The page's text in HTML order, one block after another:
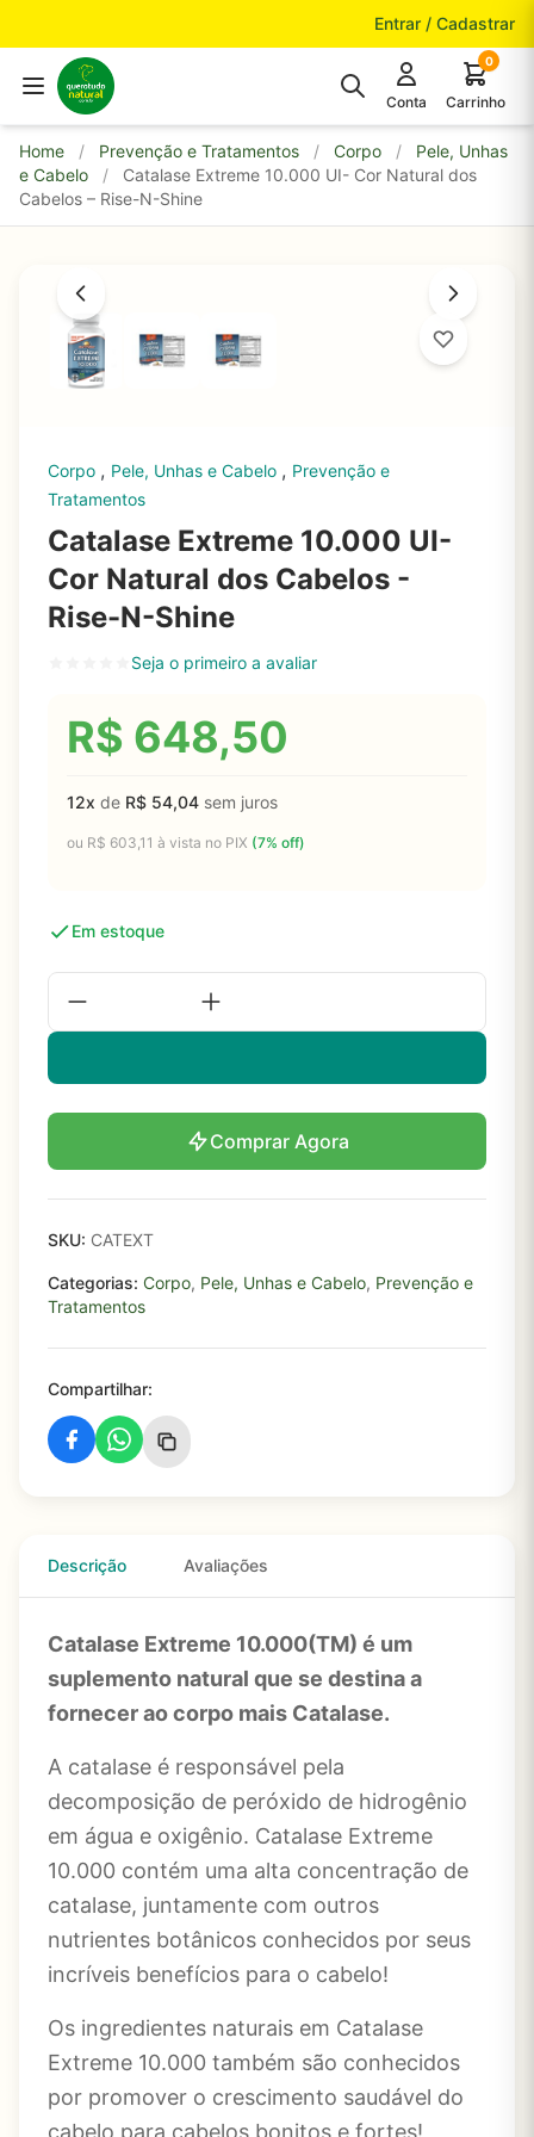
Entrar / Cadastrar
Conta
0
Carrinho
Home / Prevenção e Tratamentos / Corpo /
Pele, Unhas
e Cabelo
/
Catalase Extreme 10.000 UI- Cor Natural dos
Cabelos – Rise-N-Shine
Corpo , Pele, Unhas e Cabelo , Prevenção e
Tratamentos
Catalase Extreme 10.000 UI-
Cor Natural dos Cabelos -
Rise-N-Shine
Seja o primeiro a avaliar
R$ 648,50
12x de R$ 54,04 sem juros
ou R$ 603,11 à vista no PIX (7% off)
Em estoque
Comprar Agora
SKU: CATEXT
Categorias: Corpo, Pele, Unhas e Cabelo, Prevenção e
Tratamentos
Compartilhar:
Descrição Avaliações
Catalase Extreme 10.000(TM) é um
suplemento natural que se destina a
fornecer ao corpo mais Catalase.
A catalase é responsável pela
decomposição de peróxido de hidrogênio
em água e oxigênio. Catalase Extreme
10.000 contém uma alta concentração de
catalase, juntamente com outros
nutrientes botânicos conhecidos por seus
incríveis benefícios para o cabelo!
Os ingredientes naturais em Catalase
Extreme 10.000 também são conhecidos
por promover o crescimento saudável do
cabelo para cabelos bonitos e fortes!